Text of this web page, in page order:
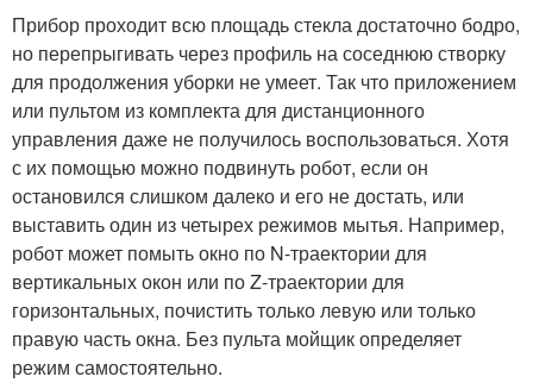
Прибор проходит всю площадь стекла достаточно бодро,
но перепрыгивать через профиль на соседнюю створку
для продолжения уборки не умеет. Так что приложением
или пультом из комплекта для дистанционного
управления даже не получилось воспользоваться. Хотя
с их помощью можно подвинуть робот, если он
остановился слишком далеко и его не достать, или
выставить один из четырех режимов мытья. Например,
робот может помыть окно по N-траектории для
вертикальных окон или по Z-траектории для
горизонтальных, почистить только левую или только
правую часть окна. Без пульта мойщик определяет
режим самостоятельно.